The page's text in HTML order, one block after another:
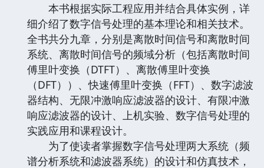
本书根据实际工程应用并结合具体实例，详
细介绍了数字信号处理的基本理论和相关技术。
全书共分九章，分别是离散时间信号和离散时间
系统、离散时间信号的频域分析（包括离散时间
傅里叶变换（DTFT）、离散傅里叶变换
（DFT））、快速傅里叶变换（FFT）、数字滤波
器结构、无限冲激响应滤波器的设计、有限冲激
响应滤波器的设计、上机实验、数字信号处理的
实践应用和课程设计。
为了使读者掌握数字信号处理两大系统（频
谱分析系统和滤波器系统）的设计和仿真技术，